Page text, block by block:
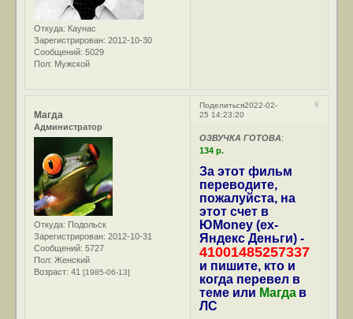
Откуда: Каунас
Зарегистрирован: 2012-10-30
Сообщений: 5029
Пол: Мужской
Поделиться 8
2022-02-
25 14:23:20
Магда
Администратор
Откуда: Подольск
Зарегистрирован: 2012-10-31
Сообщений: 5727
Пол: Женский
Возраст: 41[1985-06-13]
ОЗВУЧКА ГОТОВА:
134 р.
За этот фильм
переводите,
пожалуйста, на
этот счет в
ЮMoney (ex-
Яндекс Деньги) -
41001485257337
и пишите, кто и
когда перевел в
теме или Магда в
ЛС